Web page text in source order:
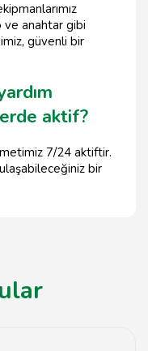
ve anahtar gibi
güvenli bir
aktif?
7/24 aktiftir.
bir